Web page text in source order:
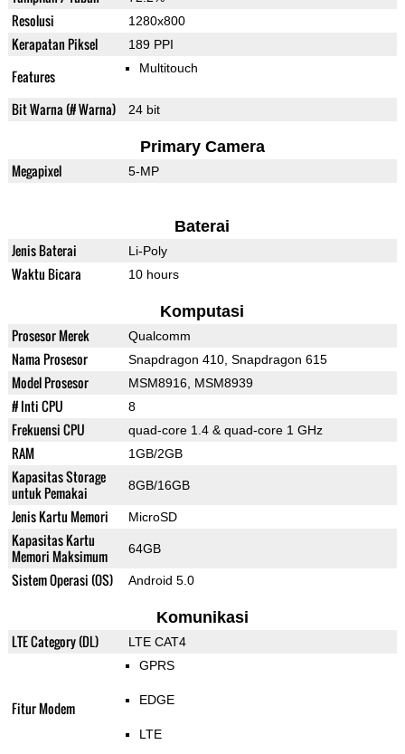
Resolusi 1280x800
Kerapatan Piksel 189 PPI
Features Multitouch
Bit Warna (# Warna) 24 bit
Primary Camera
Megapixel 5-MP
Baterai
Jenis Baterai Li-Poly
Waktu Bicara 10 hours
Komputasi
Prosesor Merek Qualcomm
Nama Prosesor Snapdragon 410, Snapdragon 615
Model Prosesor MSM8916, MSM8939
# Inti CPU 8
Frekuensi CPU quad-core 1.4 & quad-core 1 GHz
RAM 1GB/2GB
Kapasitas Storage
untuk Pemakai
8GB/16GB
Jenis Kartu Memori MicroSD
Kapasitas Kartu
Memori Maksimum
64GB
Sistem Operasi (OS) Android 5.0
Komunikasi
LTE Category (DL) LTE CAT4
Fitur Modem
GPRS
EDGE
LTE